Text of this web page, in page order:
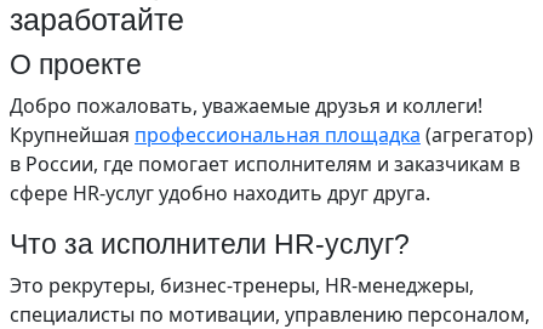
заработайте
О проекте
Добро пожаловать, уважаемые друзья и коллеги!
Крупнейшая профессиональная площадка (агрегатор)
в России, где помогает исполнителям и заказчикам в
сфере HR-услуг удобно находить друг друга.
Что за исполнители HR-услуг?
Это рекрутеры, бизнес-тренеры, HR-менеджеры,
специалисты по мотивации, управлению персоналом,